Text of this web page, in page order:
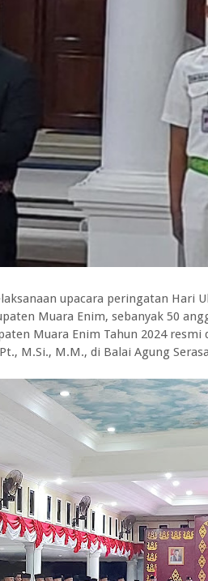
upacara peringatan Hari
Muara Enim, sebanyak 50
Muara Enim Tahun 2024 resmi
M.Si., M.M., di Balai Agung